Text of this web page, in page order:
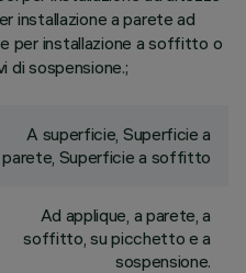
installazione a parete ad
per installazione a soffitto o
di sospensione.;
A superficie, Superficie a
parete, Superficie a soffitto
Ad applique, a parete, a
soffitto, su picchetto e a
sospensione.